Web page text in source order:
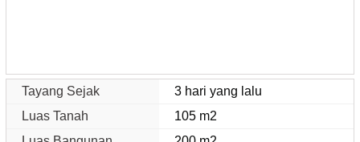
Tayang Sejak
3 hari yang lalu
Luas Tanah
105 m2